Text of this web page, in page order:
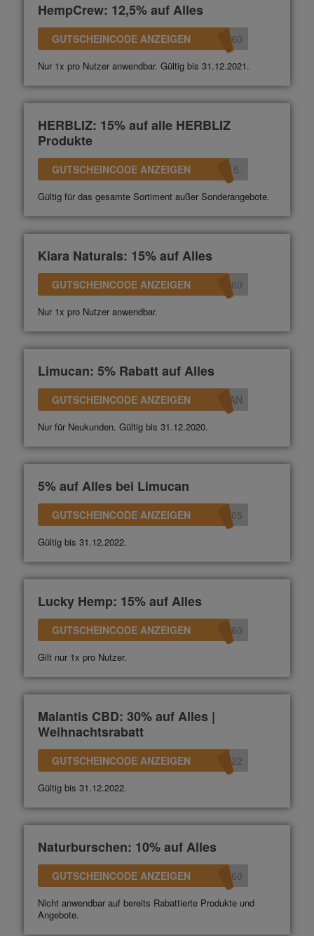
HempCrew: 12,5% auf Alles
GUTSCHEINCODE ANZEIGEN 360
Nur 1x pro Nutzer anwendbar. Gültig bis 31.12.2021.
HERBLIZ: 15% auf alle HERBLIZ
Produkte
GUTSCHEINCODE ANZEIGEN -15
Gültig für das gesamte Sortiment außer Sonderangebote.
Kiara Naturals: 15% auf Alles
GUTSCHEINCODE ANZEIGEN 360
Nur 1x pro Nutzer anwendbar.
Limucan: 5% Rabatt auf Alles
GUTSCHEINCODE ANZEIGEN CAN
Nur für Neukunden. Gültig bis 31.12.2020.
5% auf Alles bei Limucan
GUTSCHEINCODE ANZEIGEN N05
Gültig bis 31.12.2022.
Lucky Hemp: 15% auf Alles
GUTSCHEINCODE ANZEIGEN 360
Gilt nur 1x pro Nutzer.
Malantis CBD: 30% auf Alles |
Weihnachtsrabatt
GUTSCHEINCODE ANZEIGEN 022
Gültig bis 31.12.2022.
Naturburschen: 10% auf Alles
GUTSCHEINCODE ANZEIGEN 360
Nicht anwendbar auf bereits Rabattierte Produkte und
Angebote.